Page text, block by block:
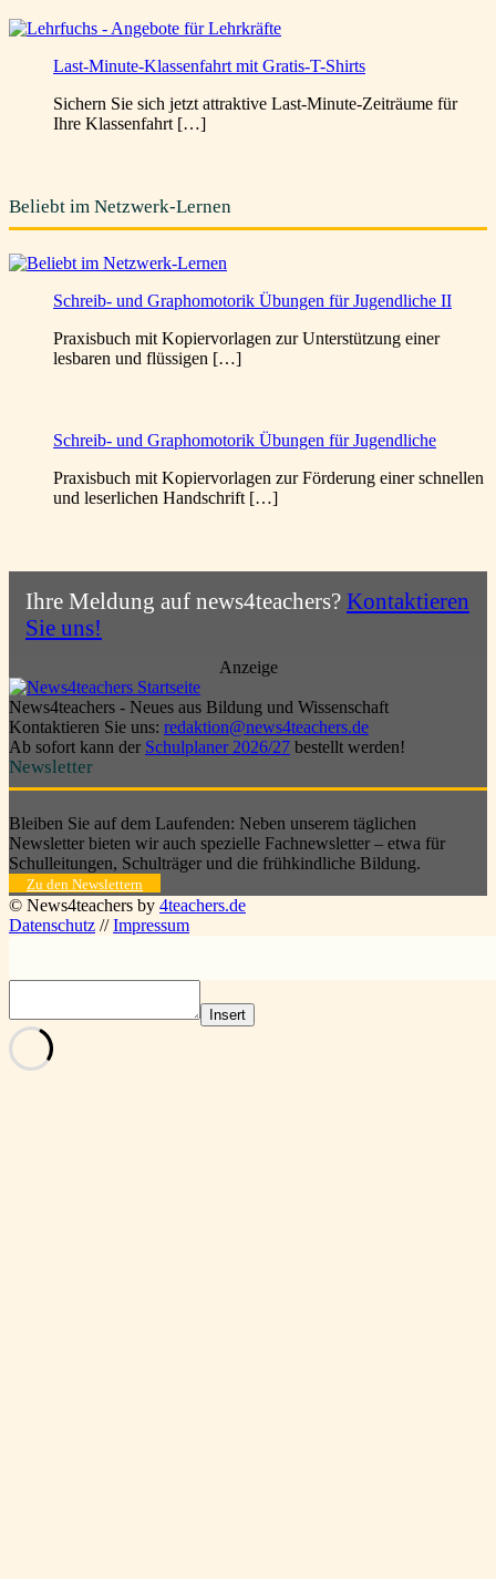
Last-Minute-Klassenfahrt mit Gratis-T-Shirts
Sichern Sie sich jetzt attraktive Last-Minute-Zeiträume für
Ihre Klassenfahrt […]
Beliebt im Netzwerk-Lernen
Schreib- und Graphomotorik Übungen für Jugendliche II
Praxisbuch mit Kopiervorlagen zur Unterstützung einer
lesbaren und flüssigen […]
Schreib- und Graphomotorik Übungen für Jugendliche
Praxisbuch mit Kopiervorlagen zur Förderung einer schnellen
und leserlichen Handschrift […]
Ihre Meldung auf news4teachers? Kontaktieren
Sie uns!
Anzeige
News4teachers - Neues aus Bildung und Wissenschaft
Kontaktieren Sie uns: redaktion@news4teachers.de
Ab sofort kann der Schulplaner 2026/27 bestellt werden!
Newsletter
Bleiben Sie auf dem Laufenden: Neben unserem täglichen
Newsletter bieten wir auch spezielle Fachnewsletter – etwa für
Schulleitungen, Schulträger und die frühkindliche Bildung.
Zu den Newslettern
© News4teachers by 4teachers.de
Datenschutz //Impressum
Insert